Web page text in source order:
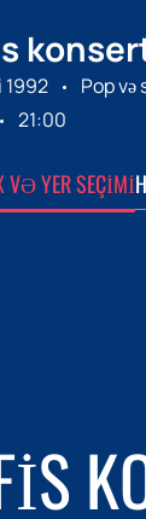
1992 Pop və
21:00
VƏ YER SEÇIMI